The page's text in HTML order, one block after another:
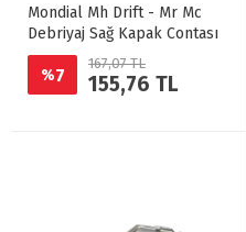
Mondial Mh Drift - Mr Mc
Debriyaj Sağ Kapak Contası
%7
167,07 TL
155,76 TL